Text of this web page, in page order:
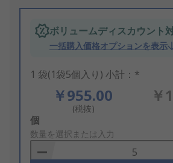
ボリュームディスカウント
一括購入価格オプションを表示
1 袋(1袋5個入り) 小計：*
￥955.00
(税抜)
￥
Add
to
Basket
個
数量を選択または入力